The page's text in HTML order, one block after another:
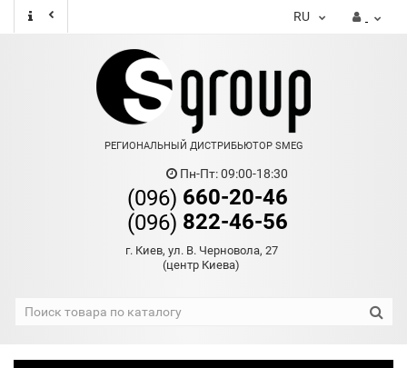
RU
РЕГИОНАЛЬНЫЙ ДИСТРИБЬЮТОР SMEG
Пн-Пт: 09:00-18:30
(096) 660-20-46
(096) 822-46-56
г. Киев, ул. В. Черновола, 27
(центр Киева)